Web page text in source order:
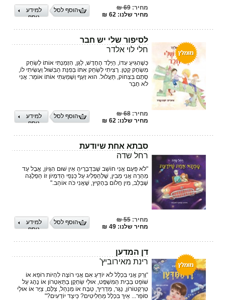
מחיר:69 ₪
מחיר שלנו: 62 ₪
למידע
נוסף
הוסף לסל
לסיפור שלי יש חבר
חלי לוי אלדר
כְּשֶׁהִגִּיעַ עִדּוֹ, הַיֶּלֶד הֶחָדָשׁ, לַגַּן, הִזְמַנְתִּי אוֹתוֹ לְשַׂחֵק
מִשְׂחָק קָטָן. רָצִיתִי לְשַׂחֵק אִתּוֹ בְּפִנַּת הַבִּשּׁוּל וְעָשִׂיתִי לוֹ,
סְתָם בִּצְחוֹק, תַּעֲלוּל. הוּא זָעַף וְשָׁמַעְתִּי אוֹתוֹ אוֹמֵר: אֲנִי
לֹא חָבֵר
מחיר:68 ₪
מחיר שלנו: 62 ₪
למידע
נוסף
הוסף לסל
סבתא אחת שיודעת
רחל שדה
"לֹא פַּעַם אֲנִי חוֹשֵׁב שֶׁבִּדְבָרֶיהָ אֵין שׁוּם הִגָּיוֹן, אֲבָל עַד
מְהֵרָה אֲנִי מֵבִין, שֶׁלְּהַפְלִיג עַל כַּנְפֵי הַדִּמְיוֹן זוֹ הַפְלָגָה
שֶׁבַּלֵּב, מִין חֲלוֹם בְּהָקִיץ, שֶׁאֲנִי כֹּה אוֹהֵב."
מחיר:55 ₪
מחיר שלנו: 49 ₪
למידע
נוסף
הוסף לסל
דן המדען
רינת מאירוביץ'
‏“וְרַק אֲנִי בִּכְלָל לֹא יוֹדֵעַ אִם אֲנִי רוֹצֶה לִהְיוֹת רוֹפֵא אוֹ
שׁוֹפֵט בְּבֵית הַמִּשְׁפָּט, אוּלַי שַׂחְקָן בַּתֵּאַטְרוֹן אוֹ ‏נֶהָג עַל
טְרַקְטוֹרוֹן, נַגָּר, מַדְרִיךְ, טַבָּח אוֹ מְנַהֵל, צַלָּם, צַיָּר אוֹ אוּלַי
סוֹפֵר... אֵיךְ בִּכְלָל מַחְלִיטִים? כֵּיצַד יוֹדְעִים?"‏